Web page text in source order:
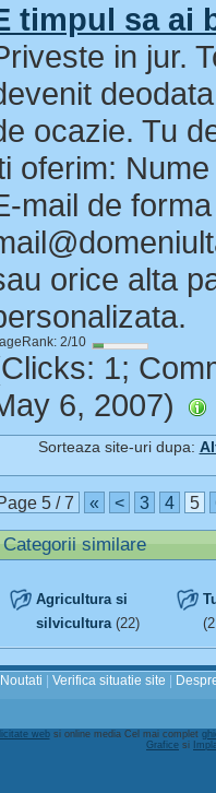
timpul sa ai
in jur.
ocazie. Tu
oferim:
mail de forma
orice alta
2/10
1;
6, 2007)
Sorteaza site-uri dupa:
5 / 7 « < 3 4 5
Categorii similare
Agricultura si
silvicultura(22)
Noutati Verifica situatie site
websi online media Cel mai complet
Grafice si